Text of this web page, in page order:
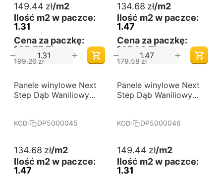
149.44 zł/m2
Ilość m2 w paczce:
1.31
Cena za paczkę:
195,77 Zł
199.26 zł
+
−
134.68 zł/m2
Ilość m2 w paczce:
1.47
Cena za paczkę:
197,98 Zł
179.58zł
+
−
-25%
Darmowa dostawa
od 60 m2
Panele winylowe Next
Step Dąb Waniliowy
KOD: DP5000045
134.68 zł/m2
Ilość m2 w paczce:
1.47
-25%
Darmowa dostawa
od 60 m2
Panele winylowe Next
Step Dąb Waniliowy
KOD: DP5000046
149.44 zł/m2
Ilość m2 w paczce:
1.31